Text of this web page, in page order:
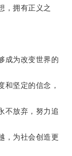
拥有正义之
为改变世界的
坚定的信念，
放弃，努力追
为社会创造更